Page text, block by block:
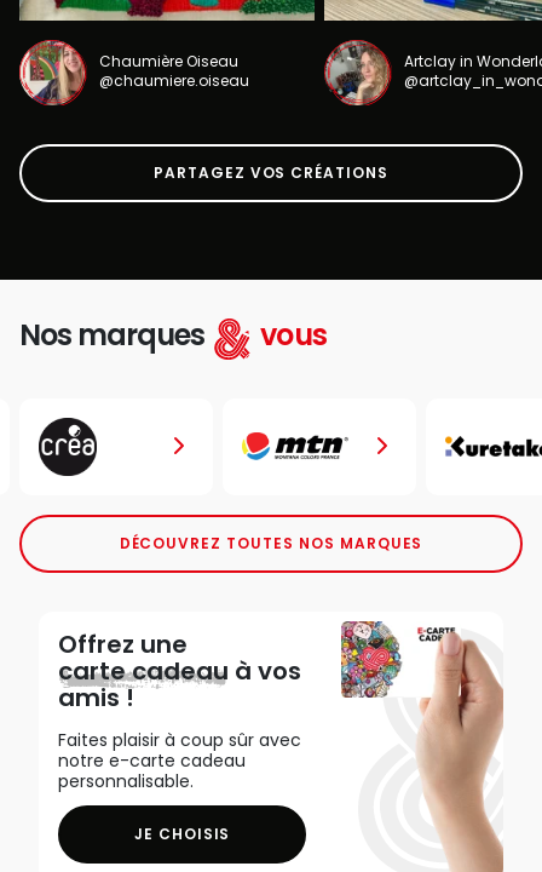
Chaumière Oiseau
@chaumiere.oiseau
Artclay in
PARTAGEZ VOS CRÉATIONS
Nos marques vous
DÉCOUVREZ TOUTES NOS MARQUES
Offrez une
carte cadeau à vos
amis !
Faites plaisir à coup sûr avec
notre e-carte cadeau
personnalisable.
JE CHOISIS